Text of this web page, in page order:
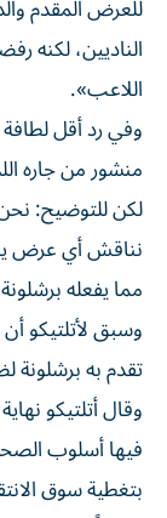
للعرض المقدم
الناديين، لكنه
اللاعب».
وفي رد أقل
منشور من جاره
لكن للتوضيح:
نناقش أي عرض
مما يفعله
وسبق
تقدم به برشلونة لضم
وقال أتلتيكو
فيها أسلوب